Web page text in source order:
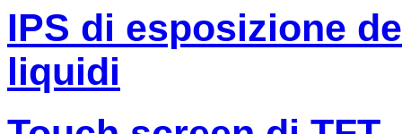
IPS di esposizione
liquidi